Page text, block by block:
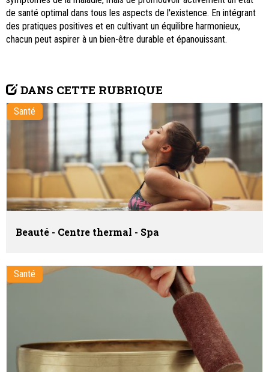
de santé optimal dans tous les aspects de l'existence. En intégrant
des pratiques positives et en cultivant un équilibre harmonieux,
chacun peut aspirer à un bien-être durable et épanouissant.
DANS CETTE RUBRIQUE
Santé
Beauté - Centre thermal - Spa
Santé